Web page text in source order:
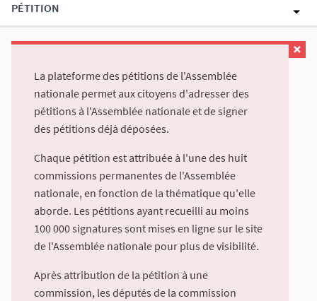
PÉTITION
La plateforme des pétitions de l'Assemblée
nationale permet aux citoyens d'adresser des
pétitions à l'Assemblée nationale et de signer
des pétitions déjà déposées.
Chaque pétition est attribuée à l'une des huit
commissions permanentes de l'Assemblée
nationale, en fonction de la thématique qu'elle
aborde. Les pétitions ayant recueilli au moins
100 000 signatures sont mises en ligne sur le site
de l'Assemblée nationale pour plus de visibilité.
Après attribution de la pétition à une
commission, les députés de la commission